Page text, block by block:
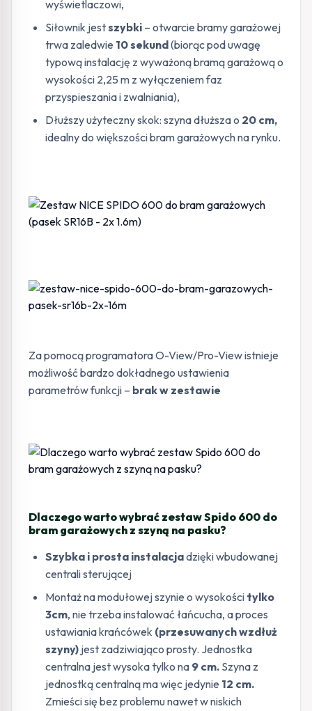
wyświetlaczowi,
Siłownik jestszybki – otwarcie bramy garażowej
trwa zaledwie 10 sekund(biorąc pod uwagę
typową instalację z wyważoną bramą garażową o
wysokości 2,25 m z wyłączeniem faz
przyspieszania i zwalniania),
Dłuższy użyteczny skok: szyna dłuższa o 20 cm,
idealny do większości bram garażowych na rynku.
Za pomocą programatora O-View/Pro-View istnieje
możliwość bardzo dokładnego ustawienia
parametrów funkcji – brak w zestawie
Dlaczego warto wybrać zestaw Spido 600 do
bram garażowych z szyną na pasku?
Szybka i prosta instalacjadzięki wbudowanej
centrali sterującej
Montaż na modułowej szynie o wysokości tylko
3cm, nie trzeba instalować łańcucha, a proces
ustawiania krańcówek (przesuwanych wzdłuż
szyny) jest zadziwiająco prosty. Jednostka
centralna jest wysoka tylko na 9 cm. Szyna z
jednostką centralną ma więc jedynie 12 cm.
Zmieści się bez problemu nawet w niskich